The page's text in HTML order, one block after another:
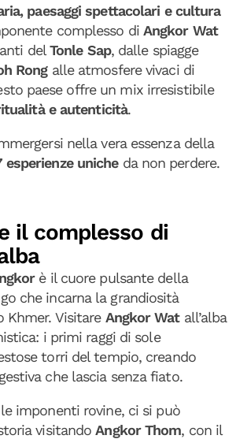
paesaggi spettacolari e cultura
complesso di Angkor Wat
del Tonle Sap, dalle spiagge
Rong alle atmosfere vivaci di
paese offre un mix irresistibile
e autenticità.
nella vera essenza della
esperienze unicheda non perdere.
il complesso di
è il cuore pulsante della
che incarna la grandiosità
Khmer. Visitare Angkor Watall’alba
i primi raggi di sole
torri del tempio, creando
che lascia senza fiato.
imponenti rovine, ci si può
visitandoAngkor Thom, con il